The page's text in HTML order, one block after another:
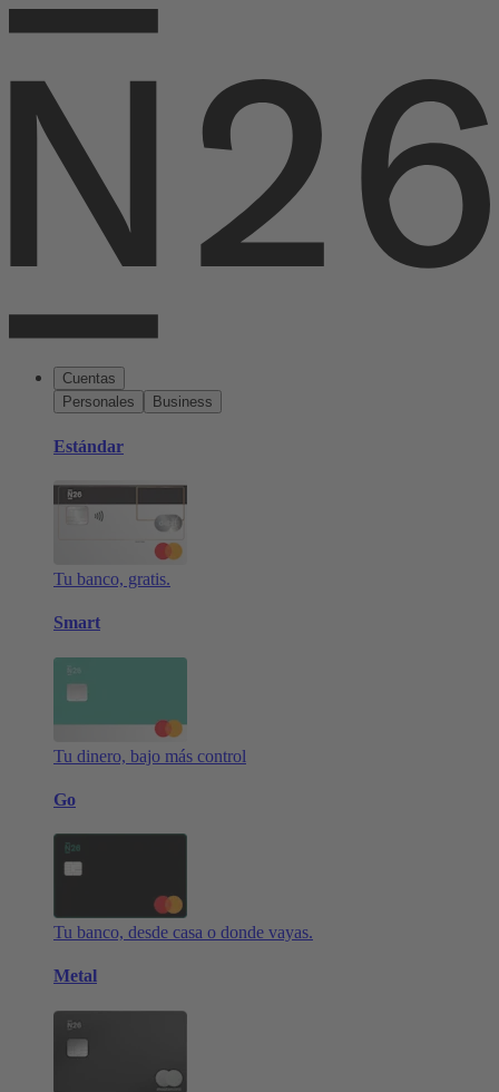
Cuentas
Personales
Business
Estándar
Tu banco, gratis.
Smart
Tu dinero, bajo más control
Go
Tu banco, desde casa o donde vayas.
Metal